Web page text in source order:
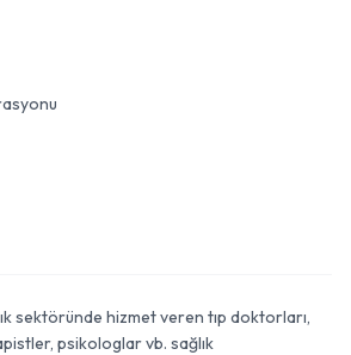
sektöründe hizmet veren tıp doktorları,
psikologlar vb. sağlık